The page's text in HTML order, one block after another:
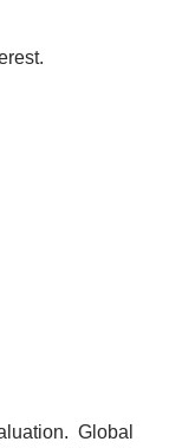
Global